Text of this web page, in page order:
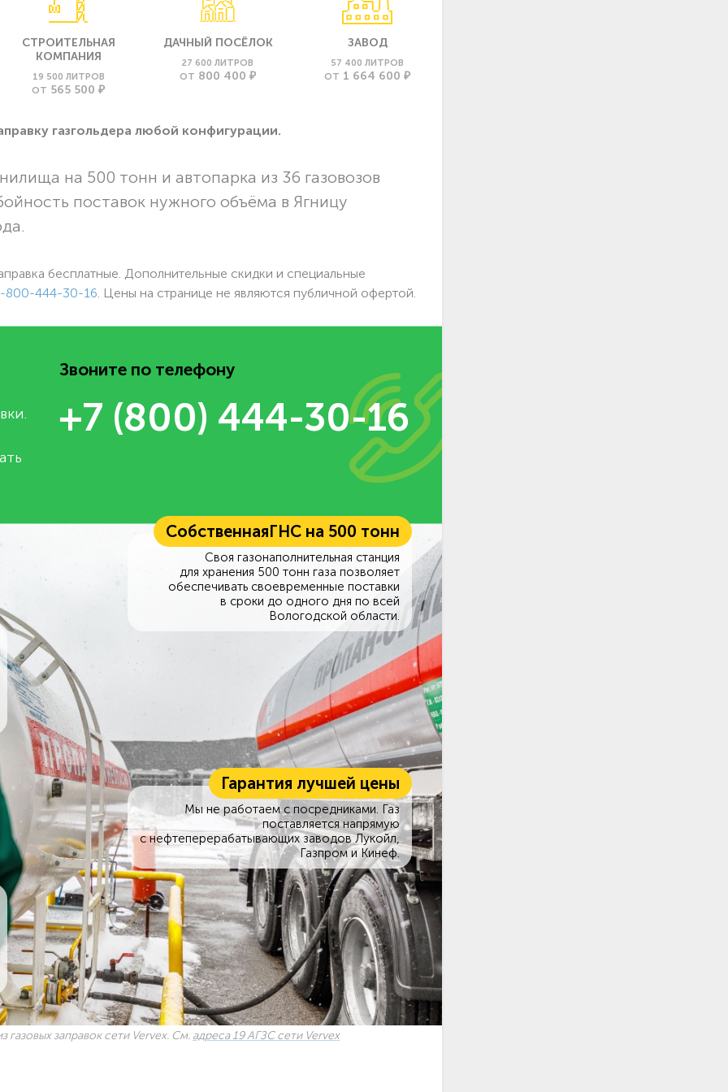
СТРОИТЕЛЬНАЯ
КОМПАНИЯ
19 500 ЛИТРОВ
ОТ 565 500 ₽
ДАЧНЫЙ ПОСЁЛОК
27 600 ЛИТРОВ
ОТ 800 400 ₽
ЗАВОД
57 400 ЛИТРОВ
ОТ 1 664 600 ₽
газгольдера любой конфигурации.
на 500 тонн и автопарка из 36 газовозов
поставок нужного объёма в Ягницу
бесплатные. Дополнительные скидки и специальные
800-444-30-16 . Цены на странице не являются публичной офертой.
Звоните по телефону
+7 (800) 444-30-16
СобственнаяГНС на 500 тонн
Своя газонаполнительная станция
для хранения 500 тонн газа позволяет
обеспечивать своевременные поставки
в сроки до одного дня по всей
Вологодской области.
Гарантия лучшей цены
Мы не работаем с посредниками. Газ
поставляется напрямую
с нефтеперерабатывающих заводов Лукойл,
Газпром и Кинеф.
газовых заправок сети Vervex. См. адреса 19 АГЗС сети Vervex